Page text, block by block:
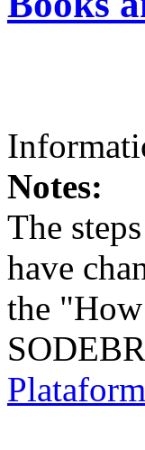
Notes:
The
have
the